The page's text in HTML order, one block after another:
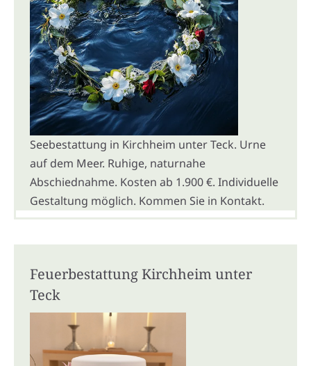
Seebestattung in Kirchheim unter Teck. Urne
auf dem Meer. Ruhige, naturnahe
Abschiednahme. Kosten ab 1.900 €. Individuelle
Gestaltung möglich. Kommen Sie in Kontakt.
Feuerbestattung Kirchheim unter
Teck